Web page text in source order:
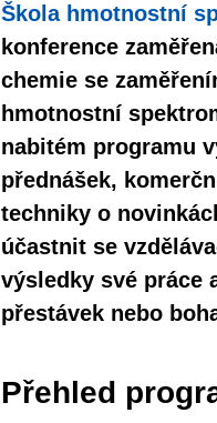
Škola hmotnostní
konference
chemie se
hmotnostní
nabitém programu
přednášek,
techniky o
účastnit se
výsledky své práce
přestávek nebo
Přehled